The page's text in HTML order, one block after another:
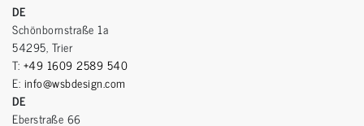
DE
Schönbornstraße 1a
54295, Trier
T: +49 1609 2589 540
E: info@wsbdesign.com
DE
Eberstraße 66